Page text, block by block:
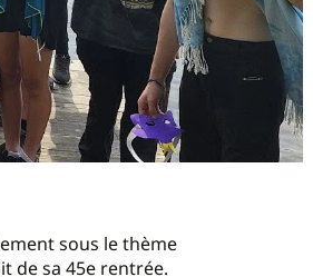
sous le thème
de sa 45e rentrée.